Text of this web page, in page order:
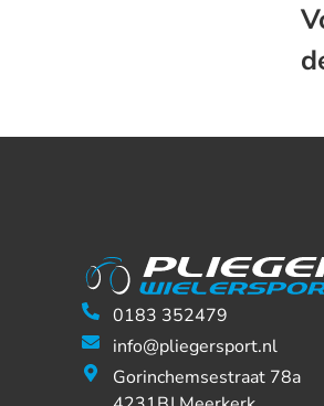
0183 352479
info@pliegersport.nl
Gorinchemsestraat 78a